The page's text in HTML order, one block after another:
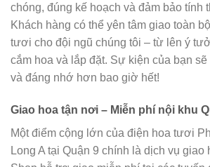
chóng, đúng kế hoạch và đảm bảo tính
Khách hàng có thể yên tâm giao toàn
tươi cho đội ngũ chúng tôi – từ lên ý
cắm hoa và lắp đặt. Sự kiện của bạn
và đáng nhớ hơn bao giờ hết!
Giao hoa tận nơi – Miễn phí nội khu
Một điểm cộng lớn của điện hoa tươi
Long A tại Quận 9 chính là dịch vụ giao